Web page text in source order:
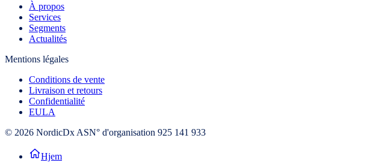
À propos
Services
Segments
Actualités
Mentions légales
Conditions de vente
Livraison et retours
Confidentialité
EULA
© 2026 NordicDx ASN° d'organisation 925 141 933
Hjem